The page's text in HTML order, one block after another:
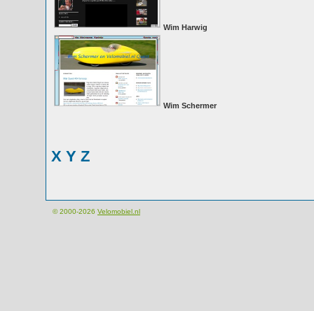
Wim Harwig
Wim Schermer
X Y Z
© 2000-2026 Velomobiel.nl